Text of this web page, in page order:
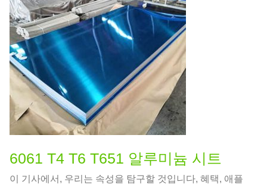
6061 T4 T6 T651 알루미늄 시트
이 기사에서, 우리는 속성을 탐구할 것입니다, 혜택, 애플